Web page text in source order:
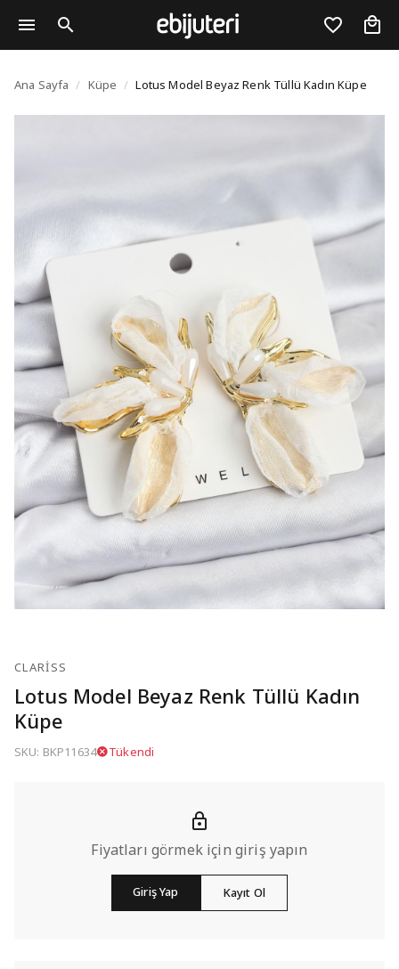
Lotus Model Beyaz
Ana Sayfa / Küpe / Lotus Model Beyaz Renk Tüllü Kadın Küpe
CLARISS
Lotus Model Beyaz Renk Tüllü Kadın
Küpe
SKU: BKP11634 Tükendi
Fiyatları görmek için giriş yapın
Giriş Yap Kayıt Ol